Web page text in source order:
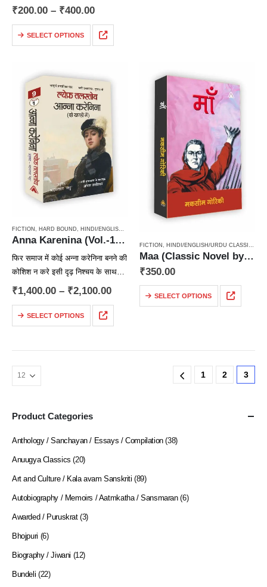
₹200.00 – ₹400.00
SELECT OPTIONS
FICTION , HARD BOUND, HINDI/ENGLISH/URDU CLASSICS
Anna Karenina (Vol.-1 & Vol.-2) One of best Leo Tolstoy’s Russian Classical Novel / ल्येफ़ तलस्तोय कृत आन्ना करेनिना (उपन्यास दो खण्डों में)
फिर समाज में कोई अन्ना करेनिना बनने की
कोशिश न करे इसी दृढ़ निश्चय के साथ
तीस पेज तक आते आते, अन्ना शब्दों से
₹1,400.00 – ₹2,100.00
SELECT OPTIONS
FICTION HINDI/ENGLISH/URDU CLASSICS
Maa (Classic Novel by Maxim Gorky) / माँ (मकसीम गोरिकी का उपन्यास)
₹350.00
SELECT OPTIONS
1 2 3
Product Categories
Anthology / Sanchayan / Essays / Compilation (38)
Anuugya Classics (20)
Art and Culture / Kala avam Sanskriti (89)
Autobiography / Memoirs / Aatmkatha / Sansmaran (6)
Awarded / Puruskrat (3)
Bhojpuri (6)
Biography / Jiwani (12)
Bundeli (22)